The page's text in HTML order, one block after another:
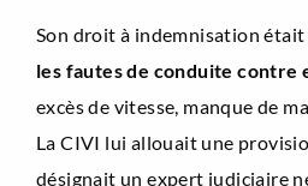
Son droit à indemnisation
les fautes de conduite contre
excès de vitesse, manque de
La CIVI lui allouait une
désignait un expert judiciaire